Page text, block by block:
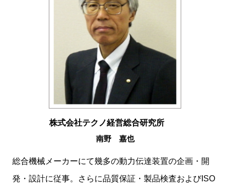
株式会社テクノ経営総合研究所
南野 嘉也
総合機械メーカーにて幾多の動力伝達装置の企画・開
発・設計に従事。さらに品質保証・製品検査およびISO